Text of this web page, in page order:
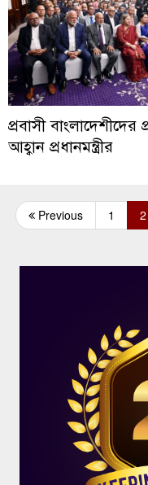
প্রবাসী
আহ্বান প্রধানমন্ত্রীর
Previous 1 2